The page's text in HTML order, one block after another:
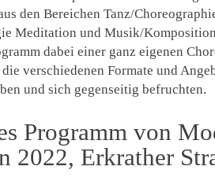
den Bereichen Tanz/
Meditation und Musik/
dabei einer ganz eigenen
verschiedenen Formate und
und sich gegenseitig befruchten.
Programm von
2022, Erkrather